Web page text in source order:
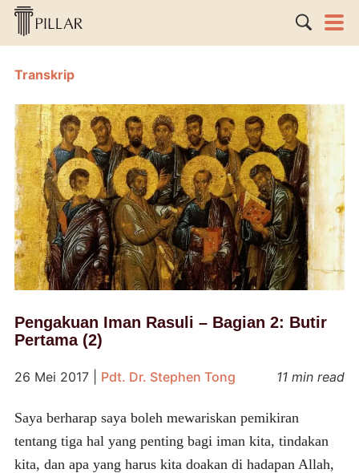
Transkrip
Pengakuan Iman Rasuli – Bagian 2: Butir
Pertama (2)
26 Mei 2017| Pdt. Dr. Stephen Tong 11 min read
Saya berharap saya boleh mewariskan pemikiran
tentang tiga hal yang penting bagi iman kita, tindakan
kita, dan apa yang harus kita doakan di hadapan Allah,